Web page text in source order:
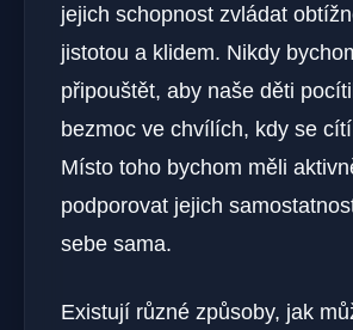
jejich schopnost zvládat
jistotou a klidem. Nikdy
připouštět, aby naše děti
bezmoc ve chvílích, kdy se
Místo toho bychom měli
podporovat jejich
sebe sama.
Existují různé způsoby, jak